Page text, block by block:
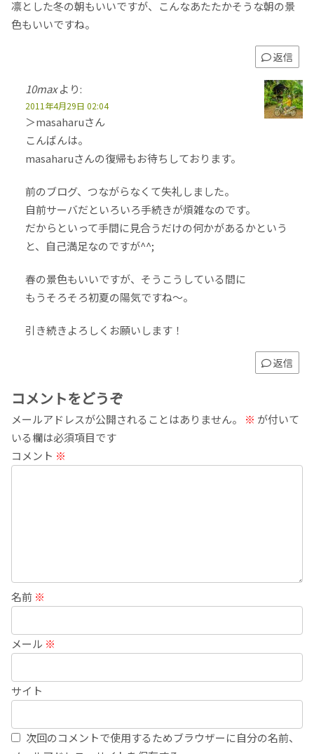
凛とした冬の朝もいいですが、こんなあたたかそうな朝の景
色もいいですね。
返信
10max より:
2011年4月29日 02:04
＞masaharuさん
こんばんは。
masaharuさんの復帰もお待ちしております。
前のブログ、つながらなくて失礼しました。
自前サーバだといろいろ手続きが煩雑なのです。
だからといって手間に見合うだけの何かがあるかという
と、自己満足なのですが^^;
春の景色もいいですが、そうこうしている間に
もうそろそろ初夏の陽気ですね〜。
引き続きよろしくお願いします！
返信
コメントをどうぞ
メールアドレスが公開されることはありません。 ※ が付いて
いる欄は必須項目です
コメント ※
名前 ※
メール ※
サイト
次回のコメントで使用するためブラウザーに自分の名前、